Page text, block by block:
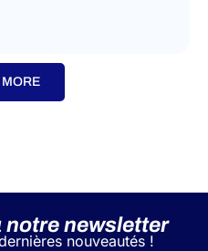
notre newsletter
nouveautés !